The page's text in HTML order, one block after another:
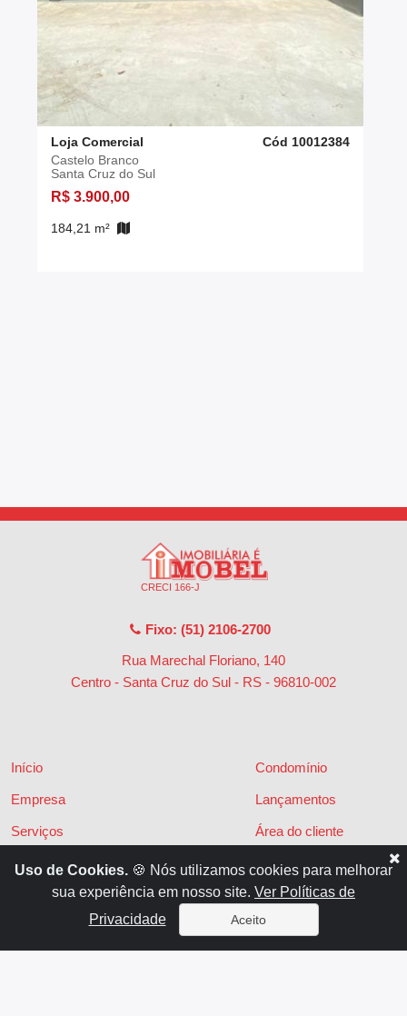
Loja Comercial
Cód 10012384
Castelo Branco
Santa Cruz do Sul
R$ 3.900,00
184,21 m²
CRECI 166-J
Fixo: (51) 2106-2700
Rua Marechal Floriano, 140
Centro - Santa Cruz do Sul - RS - 96810-002
Início
Empresa
Serviços
Financiamentos
Locações
Condomínio
Lançamentos
Área do cliente
Políticas de privacidade
Contato
Uso de Cookies. 🍪 Nós utilizamos cookies para melhorar
sua experiência em nosso site. Ver Políticas de
Privacidade
Aceito